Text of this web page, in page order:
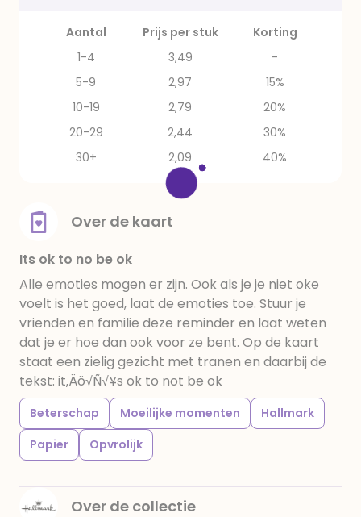
Aantal Prijs per stuk
Korting
1-4
3,49
-
5-9
2,97
15%
10-19
2,79
20%
20-29
2,44
30%
30+
2,09 40%
Over de kaart
Its ok to no be ok
Alle emoties mogen er zijn. Ook als je je niet oke
voelt is het goed, laat de emoties toe. Stuur je
vrienden en familie deze reminder en laat weten
dat je er hoe dan ook voor ze bent. Op de kaart
staat een zielig gezicht met tranen en daarbij de
tekst: it‚Äö√Ñ√¥s ok to not be ok
Beterschap Moeilijke momenten
Hallmark
Papier
Opvrolijk
Over de collectie